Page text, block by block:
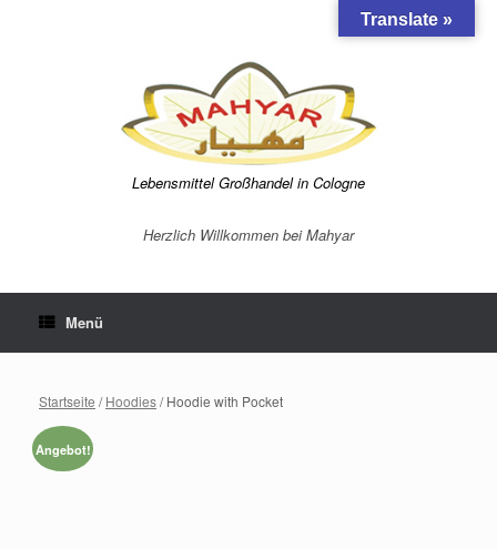
Lebensmittel Großhandel in Cologne
Herzlich Willkommen bei Mahyar
Menü
Startseite /Hoodies/ Hoodie with Pocket
Angebot!
Translate »